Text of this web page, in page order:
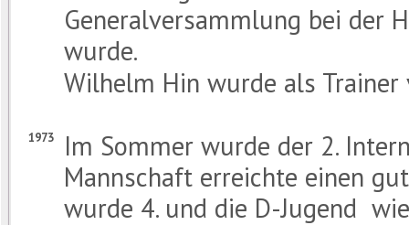
Generalversammlung bei der
wurde.
Wilhelm Hin wurde als
1973
Im Sommer wurde der 2.
Mannschaft erreichte einen
wurde 4. und die D-Jugend